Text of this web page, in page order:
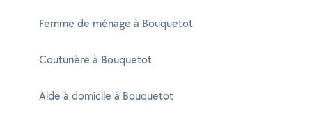
Femme de ménage à Bouquetot
Couturière à Bouquetot
Aide à domicile à Bouquetot